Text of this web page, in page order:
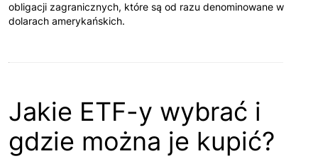
obligacji zagranicznych, które są od razu denominowane w
dolarach amerykańskich.
Jakie ETF-y wybrać i
gdzie można je kupić?